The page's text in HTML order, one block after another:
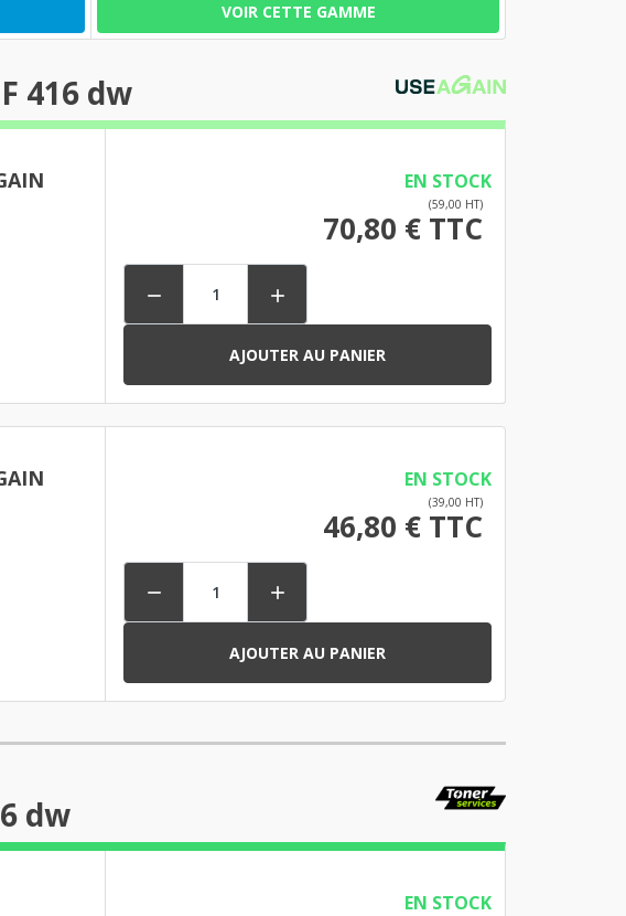
VOIR CETTE GAMME
416 dw
EN STOCK
(59,00 HT)
70,80 € TTC
 
AJOUTER AU PANIER
EN STOCK
(39,00 HT)
46,80 € TTC
 
AJOUTER AU PANIER
dw
EN STOCK